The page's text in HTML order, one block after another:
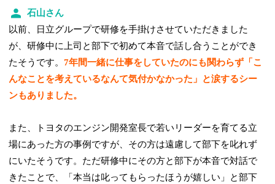
石山さん
以前、日立グループで研修を手掛けさせていただきました
が、研修中に上司と部下で初めて本音で話し合うことができ
たそうです。7年間一緒に仕事をしていたのにも関わらず「こ
んなことを考えているなんて気付かなかった」と涙するシー
ンもありました。
また、トヨタのエンジン開発室長で若いリーダーを育てる立
場にあった方の事例ですが、その方は遠慮して部下を叱れず
にいたそうです。ただ研修中にその方と部下が本音で対話で
きたことで、「本当は叱ってもらったほうが嬉しい」と部下